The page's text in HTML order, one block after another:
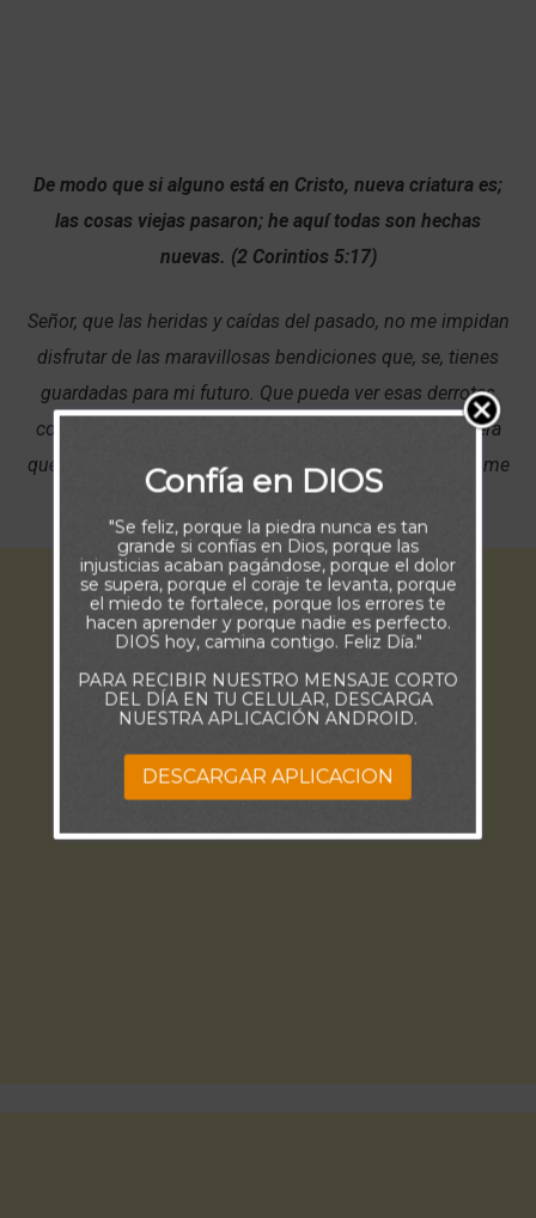
De modo que si alguno está en Cristo, nueva criatura es;
las cosas viejas pasaron; he aquí todas son hechas
nuevas. (2 Corintios 5:17)
Señor, que las heridas y caídas del pasado, no me impidan
disfrutar de las maravillosas bendiciones que, se, tienes
guardadas para mi futuro. Que pueda ver esas derrotas
como lecciones para crecer y fortalecer mi fe, de manera
que este mejor preparado para las nuevas batallas que me
Confía en DIOS
"Se feliz, porque la piedra nunca es tan
grande si confías en Dios, porque las
injusticias acaban pagándose, porque el dolor
se supera, porque el coraje te levanta, porque
el miedo te fortalece, porque los errores te
hacen aprender y porque nadie es perfecto.
DIOS hoy, camina contigo. Feliz Día."
PARA RECIBIR NUESTRO MENSAJE CORTO
DEL DÍA EN TU CELULAR, DESCARGA
NUESTRA APLICACIÓN ANDROID.
DESCARGAR APLICACION